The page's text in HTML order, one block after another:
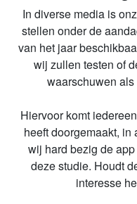
In diverse media is
stellen onder de
van het jaar
wij zullen testen of
waarschuwen
Hiervoor komt
heeft doorgemaakt, in
wij hard bezig de
deze studie. Houdt
interesse